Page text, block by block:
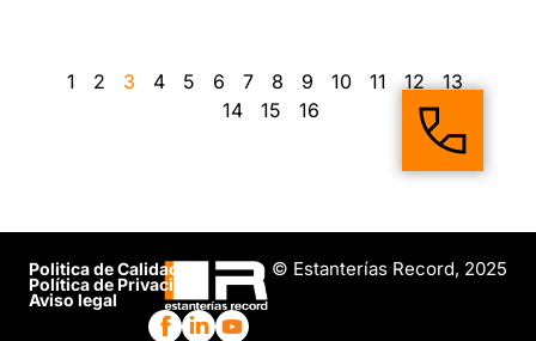
1 2 3 4 5 6 7 8 9 10 11 12
13
14
15 16
Politica de Calidad
Política de Privacidad
Aviso legal
© Estanterías Record, 2025